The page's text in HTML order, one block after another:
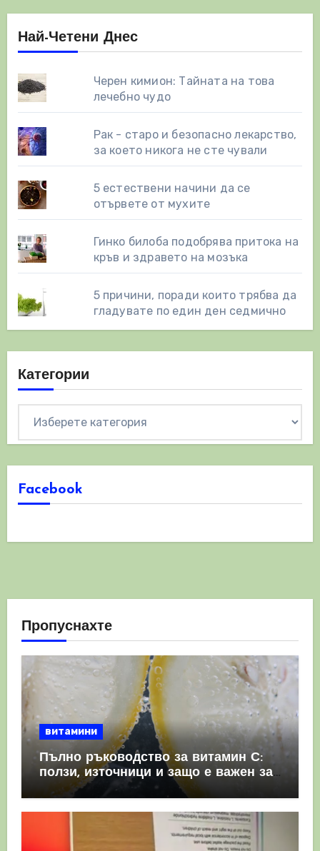
Най-Четени Днес
Черен кимион: Тайната на това
лечебно чудо
Рак - старо и безопасно лекарство,
за което никога не сте чували
5 естествени начини да се
отървете от мухите
Гинко билоба подобрява притока на
кръв и здравето на мозъка
5 причини, поради които трябва да
гладувате по един ден седмично
Категории
Facebook
Пропуснахте
витамини
Пълно ръководство за витамин С:
ползи, източници и защо е важен за
имунната система